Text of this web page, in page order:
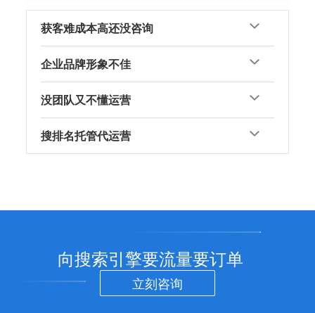
获客难成本高还没咨询
企业品牌形象不佳
没团队又不懂运营
搜排名托管代运营
向搜索引擎要流量要订单
立刻咨询